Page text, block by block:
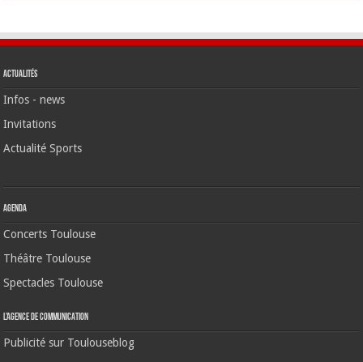
Actualités
Infos - news
Invitations
Actualité Sports
Agenda
Concerts Toulouse
Théâtre Toulouse
Spectacles Toulouse
L’agence de communication
Publicité sur Toulouseblog